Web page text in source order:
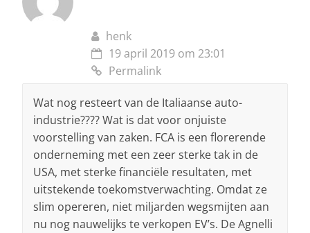
henk
19 april 2019 om 23:01
Permalink
Wat nog resteert van de Italiaanse auto-
industrie???? Wat is dat voor onjuiste
voorstelling van zaken. FCA is een florerende
onderneming met een zeer sterke tak in de
USA, met sterke financiële resultaten, met
uitstekende toekomstverwachting. Omdat ze
slim opereren, niet miljarden wegsmijten aan
nu nog nauwelijks te verkopen EV’s. De Agnelli